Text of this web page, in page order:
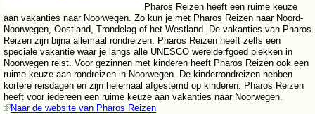
Pharos Reizen heeft een ruime keuze
aan vakanties naar Noorwegen. Zo kun je met Pharos Reizen naar Noord-
Noorwegen, Oostland, Trondelag of het Westland. De vakanties van Pharos
Reizen zijn bijna allemaal rondreizen. Pharos Reizen heeft zelfs een
speciale vakantie waar je langs alle UNESCO werelderfgoed plekken in
Noorwegen reist. Voor gezinnen met kinderen heeft Pharos Reizen ook een
ruime keuze aan rondreizen in Noorwegen. De kinderrondreizen hebben
kortere reisdagen en zijn helemaal afgestemd op kinderen. Pharos Reizen
heeft voor iedereen een ruime keuze aan vakanties naar Noorwegen.
Naar de website van Pharos Reizen